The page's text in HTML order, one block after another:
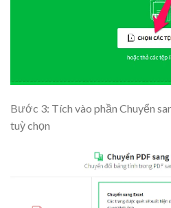
Bước 3: Tích vào phần Chuyển
tuỳ chọn